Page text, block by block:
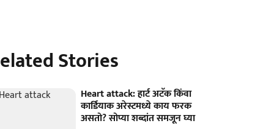
Stories
Heart attack: हार्ट अटॅक किंवा
कार्डियाक अरेस्टमध्ये काय फरक
असतो? सोप्या शब्दांत समजून घ्या